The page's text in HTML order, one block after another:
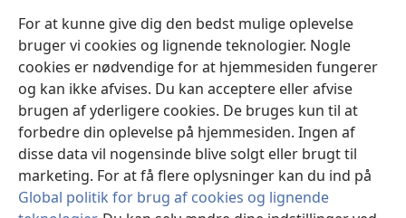
For at kunne give dig den bedst mulige oplevelse
bruger vi cookies og lignende teknologier. Nogle
cookies er nødvendige for at hjemmesiden fungerer
og kan ikke afvises. Du kan acceptere eller afvise
brugen af yderligere cookies. De bruges kun til at
forbedre din oplevelse på hjemmesiden. Ingen af
disse data vil nogensinde blive solgt eller brugt til
marketing. For at få flere oplysninger kan du ind på
Global politik for brug af cookies og lignende
nyt
vindue)JW Hub
(åbner
nyt
vindue)JW Library
Watchtower Library